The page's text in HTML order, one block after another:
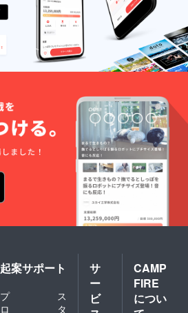
起案サポート
プ
ロ
ス
タ
サ
ー
ビ
CAMP
FIRE
につい